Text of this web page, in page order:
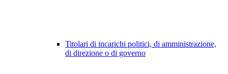
Titolari di incarichi politici, di amministrazione,
di direzione o di governo